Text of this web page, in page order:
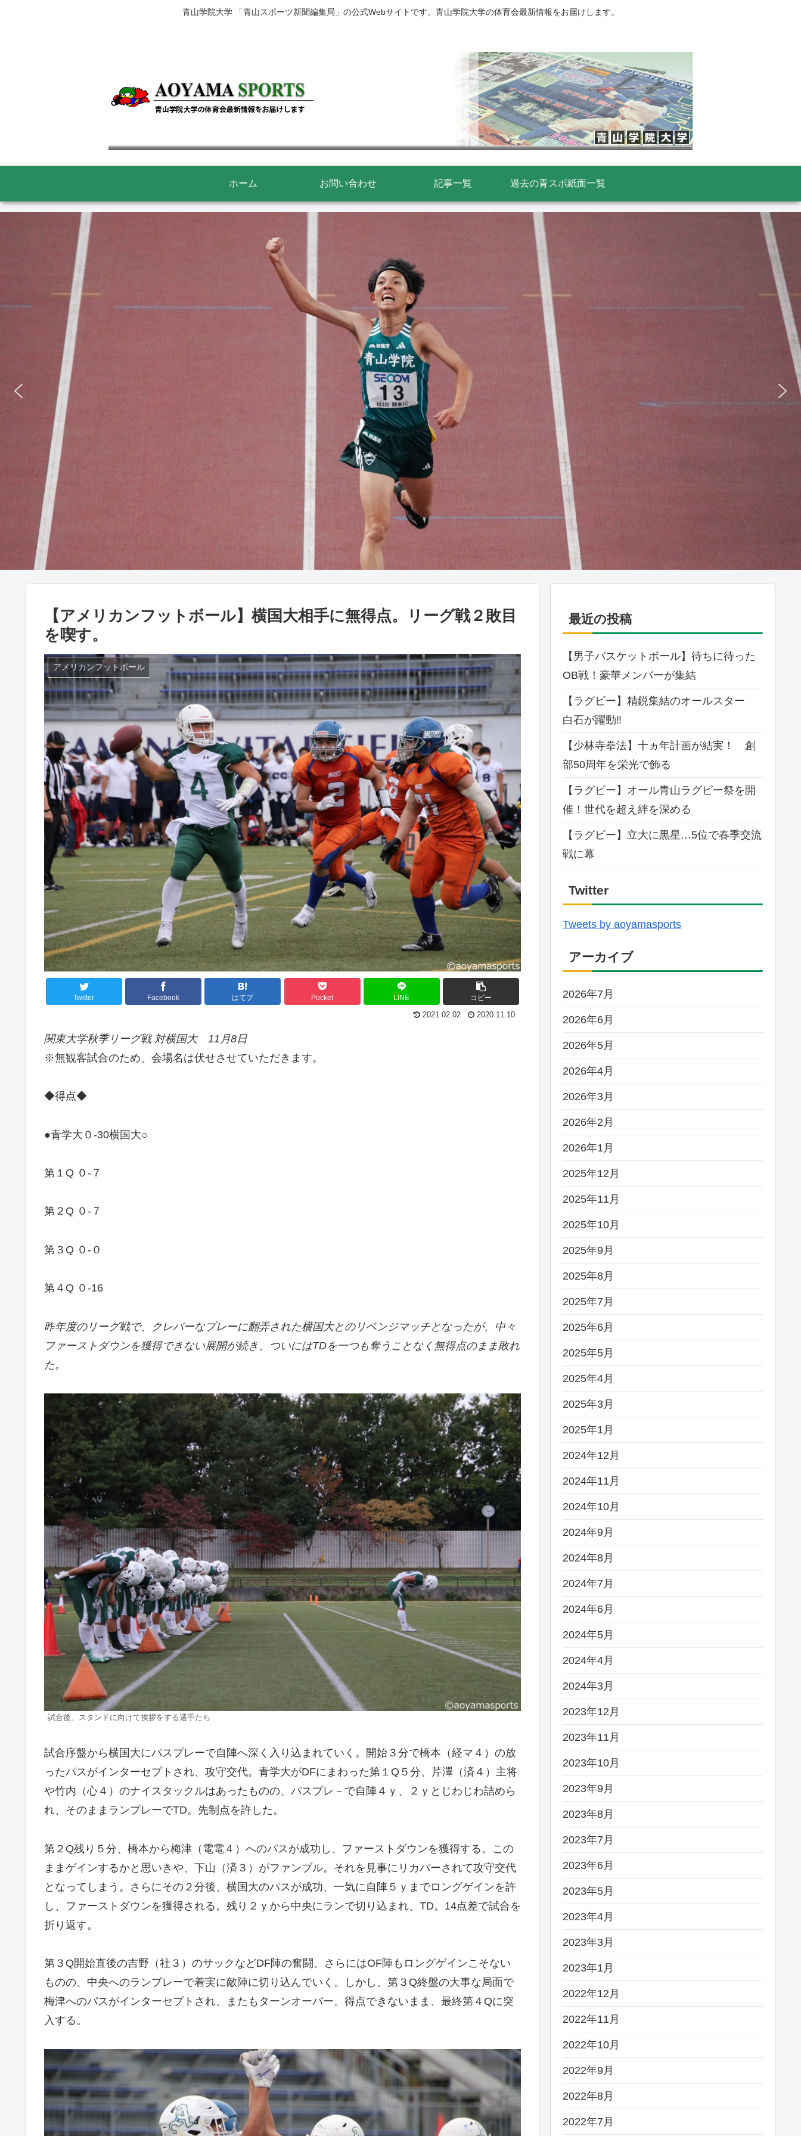
青山学院大学 「青山スポーツ新聞編集局」の公式Webサイトです。青山学院大学の体育会最新情報をお届けします。
ホーム お問い合わせ 記事一覧 過去の青スポ紙面一覧
【アメリカンフットボール】横国大相手に無得点。リーグ戦２敗目
を喫す。
アメリカンフットボール
Twitter Facebook はてブ Pocket LINE コピー
2021.02.02 2020.11.10
関東大学秋季リーグ戦 対横国大 11月8日
※無観客試合のため、会場名は伏せさせていただきます。
◆得点◆
●青学大０-30横国大○
第１Q ０-７
第２Q ０-７
第３Q ０-０
第４Q ０-16
昨年度のリーグ戦で、クレバーなプレーに翻弄された横国大とのリベンジマッチとなったが、中々
ファーストダウンを獲得できない展開が続き、ついにはTDを一つも奪うことなく無得点のまま敗れ
た。
試合後、スタンドに向けて挨拶をする選手たち
試合序盤から横国大にパスプレーで自陣へ深く入り込まれていく。開始３分で橋本（経マ４）の放
ったパスがインターセプトされ、攻守交代。青学大がDFにまわった第１Q５分、芹澤（済４）主将
や竹内（心４）のナイスタックルはあったものの、パスプレ－で自陣４ｙ、２ｙとじわじわ詰めら
れ、そのままランプレーでTD。先制点を許した。
第２Q残り５分、橋本から梅津（電電４）へのパスが成功し、ファーストダウンを獲得する。この
ままゲインするかと思いきや、下山（済３）がファンブル。それを見事にリカバーされて攻守交代
となってしまう。さらにその２分後、横国大のパスが成功、一気に自陣５ｙまでロングゲインを許
し、ファーストダウンを獲得される。残り２ｙから中央にランで切り込まれ、TD。14点差で試合を
折り返す。
第３Q開始直後の吉野（社３）のサックなどDF陣の奮闘、さらにはOF陣もロングゲインこそない
ものの、中央へのランプレーで着実に敵陣に切り込んでいく。しかし、第３Q終盤の大事な局面で
梅津へのパスがインターセプトされ、またもターンオーバー。得点できないまま、最終第４Qに突
入する。
最近の投稿
【男子バスケットボール】待ちに待った
OB戦！豪華メンバーが集結
【ラグビー】精鋭集結のオールスター
白石が躍動‼
【少林寺拳法】十ヵ年計画が結実！ 創
部50周年を栄光で飾る
【ラグビー】オール⻘⼭ラグビー祭を開
催！世代を超え絆を深める
【ラグビー】立大に黒星…5位で春季交流
戦に幕
Twitter
Tweets by aoyamasports
アーカイブ
2026年7月
2026年6月
2026年5月
2026年4月
2026年3月
2026年2月
2026年1月
2025年12月
2025年11月
2025年10月
2025年9月
2025年8月
2025年7月
2025年6月
2025年5月
2025年4月
2025年3月
2025年1月
2024年12月
2024年11月
2024年10月
2024年9月
2024年8月
2024年7月
2024年6月
2024年5月
2024年4月
2024年3月
2023年12月
2023年11月
2023年10月
2023年9月
2023年8月
2023年7月
2023年6月
2023年5月
2023年4月
2023年3月
2023年1月
2022年12月
2022年11月
2022年10月
2022年9月
2022年8月
2022年7月